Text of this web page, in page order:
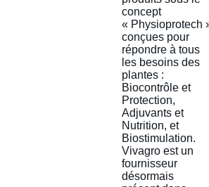
concept
« Physioprotech
conçues pour
répondre à tous
les besoins des
plantes :
Biocontrôle et
Protection,
Adjuvants et
Nutrition, et
Biostimulation.
Vivagro est un
fournisseur
désormais